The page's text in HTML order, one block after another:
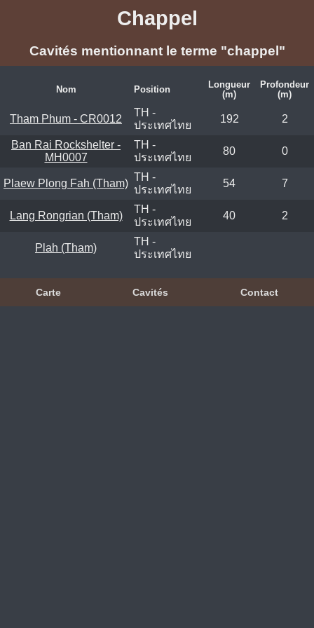
Chappel
Cavités mentionnant le terme "chappel"
Nom Position
Longueur
(m)
Profondeur
(m)
Tham Phum - CR0012
TH -
ประเทศไทย
192 2
Ban Rai Rockshelter -
MH0007
TH -
ประเทศไทย
80 0
Plaew Plong Fah (Tham)
TH -
ประเทศไทย
54 7
Lang Rongrian (Tham)
TH -
ประเทศไทย
40 2
Plah (Tham)
TH -
ประเทศไทย
Carte Cavités Contact